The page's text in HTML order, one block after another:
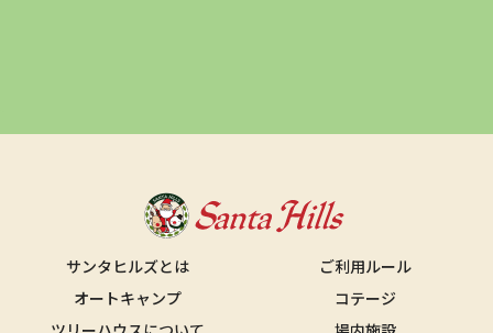
サンタヒルズとは
ご利用ルール
オートキャンプ
コテージ